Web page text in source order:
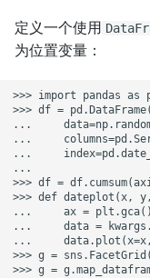
定义一个使用
为位置变量：
>>> import pandas as
>>> df = pd.DataFrame(
...
...
...
...
>>> df =
>>> def dateplot(x,
...     ax = plt.gca()
...     data =
...     data.plot(x=x,
>>> g =
>>> g =